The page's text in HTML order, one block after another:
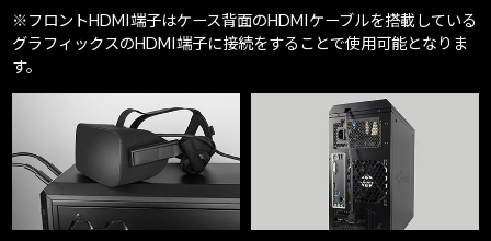
※フロントHDMI端子はケース背面のHDMIケーブルを搭載している
グラフィックスのHDMI端子に接続をすることで使用可能となりま
す。